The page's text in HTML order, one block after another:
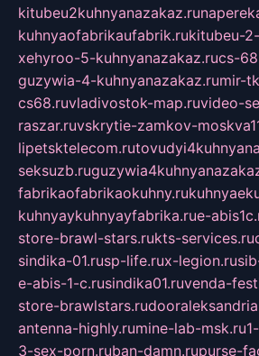
kitubeu2kuhnyanazakaz.ru
kuhnyaofabrikaufabrik.rukitubeu-
xehyroo-5-kuhnyanazakaz.rucs-
guzywia-4-kuhnyanazakaz.rumir-
cs68.ruvladivostok-map.ruvideo-
raszar.ruvskrytie-zamkov-
lipetsktelecom.ru
seksuzb.ru
fabrikaofabrikaokuhny.ru
kuhnyaykuhnyayfabrika.rue-
store-brawl-stars.rukts-services.ru
sindika-01.rusp-life.rux-legion.ru
e-abis-1-c.rusindika01.ruvenda-
store-brawlstars.ru
antenna-highly.rumine-lab-msk.ru
3-sex-porn.ruban-damn.rupurse-